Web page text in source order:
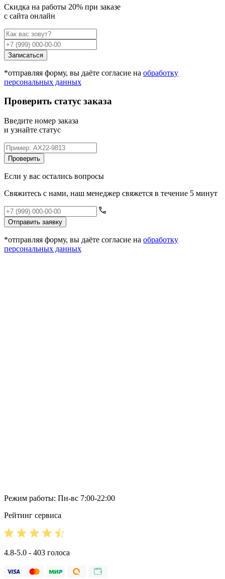
Cкидка на работы 20% при заказе
с сайта онлайн
Записаться
*отправляя форму, вы даёте согласие на обработку
персональных данных
Проверить статус заказа
Введите номер заказа
и узнайте статус
Проверить
Если у вас остались вопросы
Свяжитесь с нами, наш менеджер свяжется в течение 5 минут
Отправить заявку
*отправляя форму, вы даёте согласие на обработку
персональных данных
Режим работы: Пн-вс 7:00-22:00
Рейтинг сервиса
4.8-5.0 - 403 голоса